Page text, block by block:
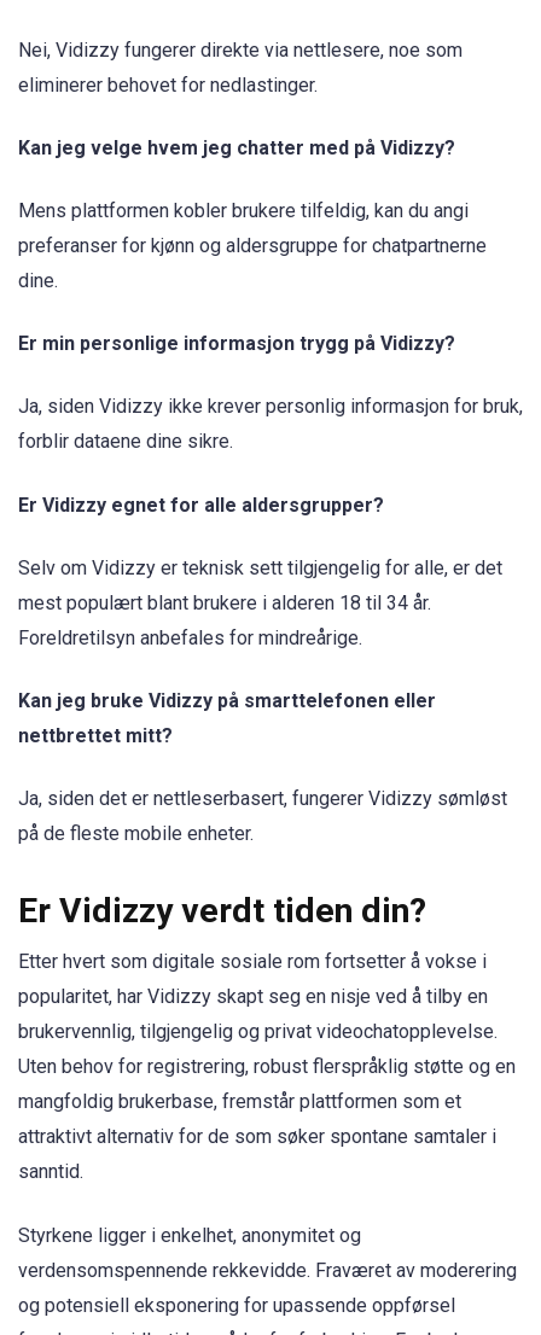
Nei, Vidizzy fungerer direkte via nettlesere, noe som
eliminerer behovet for nedlastinger.
Kan jeg velge hvem jeg chatter med på Vidizzy?
Mens plattformen kobler brukere tilfeldig, kan du angi
preferanser for kjønn og aldersgruppe for chatpartnerne
dine.
Er min personlige informasjon trygg på Vidizzy?
Ja, siden Vidizzy ikke krever personlig informasjon for bruk,
forblir dataene dine sikre.
Er Vidizzy egnet for alle aldersgrupper?
Selv om Vidizzy er teknisk sett tilgjengelig for alle, er det
mest populært blant brukere i alderen 18 til 34 år.
Foreldretilsyn anbefales for mindreårige.
Kan jeg bruke Vidizzy på smarttelefonen eller
nettbrettet mitt?
Ja, siden det er nettleserbasert, fungerer Vidizzy sømløst
på de fleste mobile enheter.
Er Vidizzy verdt tiden din?
Etter hvert som digitale sosiale rom fortsetter å vokse i
popularitet, har Vidizzy skapt seg en nisje ved å tilby en
brukervennlig, tilgjengelig og privat videochatopplevelse.
Uten behov for registrering, robust flerspråklig støtte og en
mangfoldig brukerbase, fremstår plattformen som et
attraktivt alternativ for de som søker spontane samtaler i
sanntid.
Styrkene ligger i enkelhet, anonymitet og
verdensomspennende rekkevidde. Fraværet av moderering
og potensiell eksponering for upassende oppførsel